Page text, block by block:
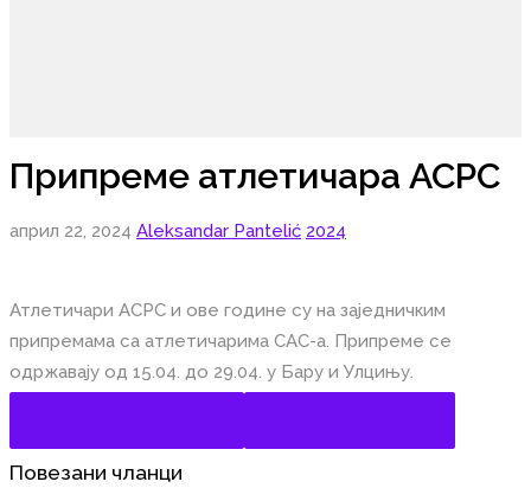
Припреме атлетичара АСРС
април 22, 2024 Aleksandar Pantelić 2024
Атлетичари АСРС и ове године су на заједничким
припремама са атлетичарима САС-а. Припреме се
одржавају од 15.04. до 29.04. у Бару и Улцињу.
Повезани чланци